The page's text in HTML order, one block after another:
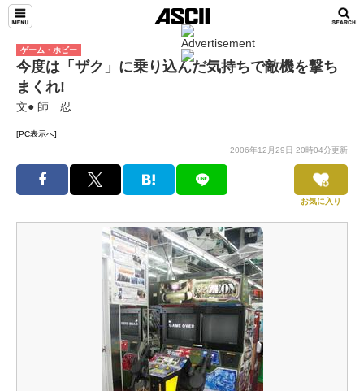
ゲーム・ホビー
今度は「ザク」に乗り込んだ気持ちで敵機を撃ち
まくれ!
文● 師 忍
[PC表示へ]
2006年12月29日 20時04分更新
お気に入り